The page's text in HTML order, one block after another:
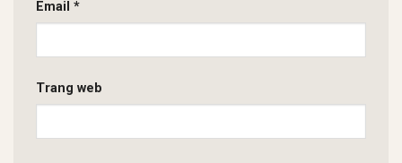
Email *
Trang web